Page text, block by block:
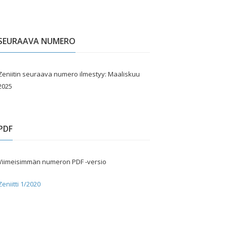
NUMERO
seuraava numero ilmestyy: Maaliskuu
numeron PDF -versio
1/2020